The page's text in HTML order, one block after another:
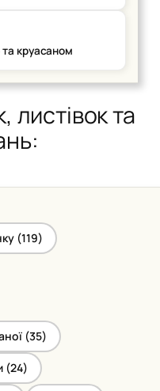
круасаном
листівок та
(119)
(35)
(24)